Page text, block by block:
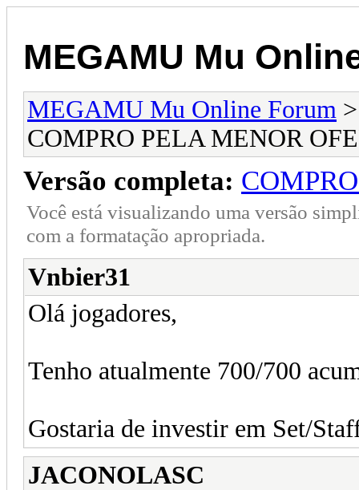
MEGAMU Mu
MEGAMU Mu Online Forum
COMPRO PELA MENOR
Versão completa:
Você está visualizando uma versão
com a formatação apropriada.
Vnbier31
Olá jogadores,
Tenho atualmente 700/700
Gostaria de investir em Set/
JACONOLASC